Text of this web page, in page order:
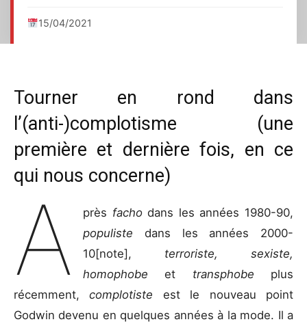
15/04/2021
Tourner en rond dans
l’(anti-)complotisme (une
première et dernière fois, en ce
qui nous concerne)
A près fachodans les années 1980-90,
populiste dans les années 2000-
10[note], terroriste, sexiste,
homophobeet transphobe plus
récemment,complotiste est le nouveau point
Godwin devenu en quelques années à la mode. Il a